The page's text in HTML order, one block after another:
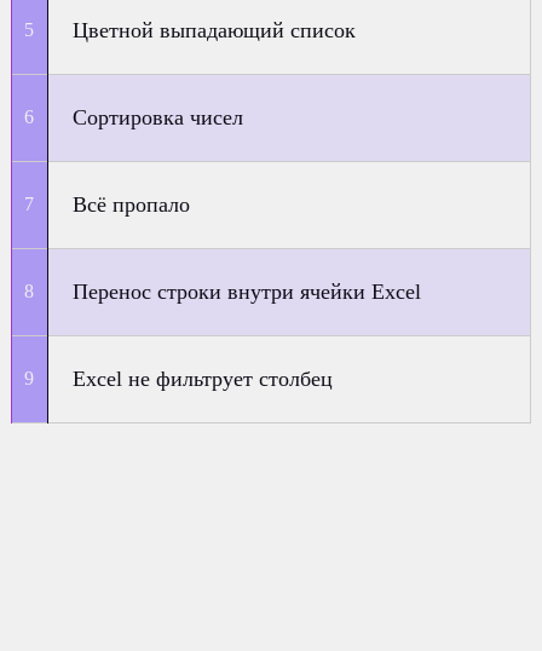
Цветной выпадающий список
Сортировка чисел
Всё пропало
Перенос строки внутри ячейки Excel
Excel не фильтрует столбец